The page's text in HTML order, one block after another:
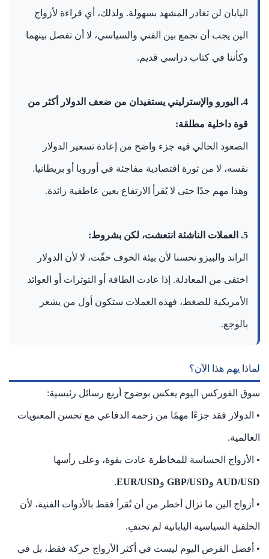
اليابان لن تغادر المشهد بسهولة. ولذلك، أي قراءة لأزواج
الين يجب أن تجمع بين الفني والسياسي، لا أن تفصل بينهما
وكأننا في كتاب دراسي قديم.
4. اليورو والإسترليني يستفيدان من ضعف الدولار أكثر من
قوة داخلية مطلقة:
الصعود الحالي فيه جزء واضح من إعادة تسعير الدولار
نفسه، لا من ثورة اقتصادية مفاجئة في أوروبا أو بريطانيا.
وهذا مهم جدًا حتى لا يُقرأ الارتفاع بعين عاطفية زائدة.
5. العملات الناشئة انتعشت، لكن بشروط:
الراند والبيزو تحسنا لأن بيئة الخوف خفّت، لا لأن الدولار
اختفى من المعادلة. إذا عادت الطاقة أو التوترات أو العوائد
الأمريكية للضغط، فهذه العملات ستكون أول من يشعر
بالوجع.
لماذا يهم هذا الآن؟
سوق الفوركس اليوم يعكس بوضوح أربع رسائل رئيسية:
• الدولار فقد جزءًا مهمًا من زخمه الدفاعي مع تحسن المعنويات
العالمية.
• الأزواج الحساسة للمخاطرة عادت بقوة، وعلى رأسها
AUD/USD وGBP/USD وEUR/USD
.
• أزواج الين ما تزال أخطر من أن تُقرأ فقط بالأدوات الفنية، لأن
الخلفية السياسية اليابانية لم تختفِ.
• أفضل الفرص اليوم ليست في أكثر الأزواج حركة فقط، بل في